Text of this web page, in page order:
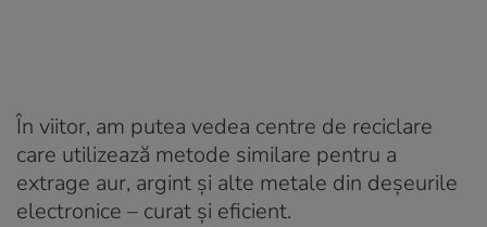
În viitor, am putea vedea centre de reciclare
care utilizează metode similare pentru a
extrage aur, argint și alte metale din deșeurile
electronice – curat și eficient.